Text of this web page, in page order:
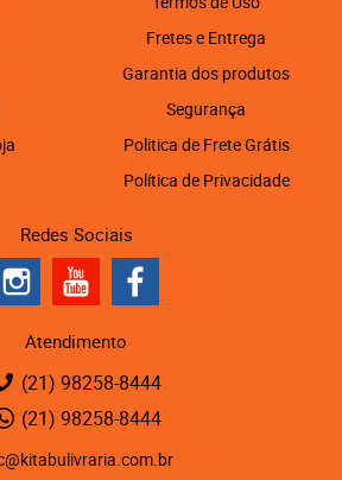
Fretes e Entrega
Garantia dos produtos
Segurança
Politica de Frete Grátis
Política de Privacidade
Redes Sociais
Atendimento
(21) 98258-8444
(21) 98258-8444